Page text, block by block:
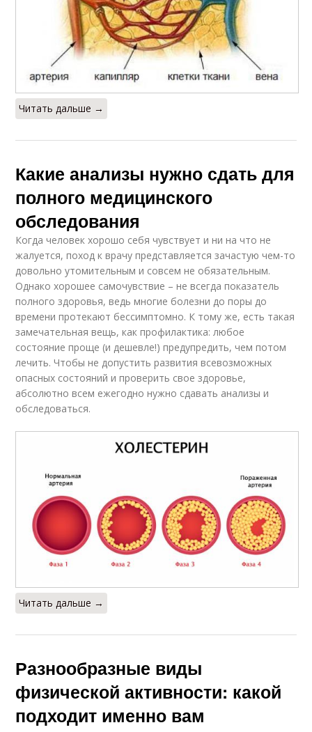
Читать дальше →
Какие анализы нужно сдать для
полного медицинского
обследования
Когда человек хорошо себя чувствует и ни на что не
жалуется, поход к врачу представляется зачастую чем-то
довольно утомительным и совсем не обязательным.
Однако хорошее самочувствие – не всегда показатель
полного здоровья, ведь многие болезни до поры до
времени протекают бессимптомно. К тому же, есть такая
замечательная вещь, как профилактика: любое
состояние проще (и дешевле!) предупредить, чем потом
лечить. Чтобы не допустить развития всевозможных
опасных состояний и проверить свое здоровье,
абсолютно всем ежегодно нужно сдавать анализы и
обследоваться.
Читать дальше →
Разнообразные виды
физической активности: какой
подходит именно вам